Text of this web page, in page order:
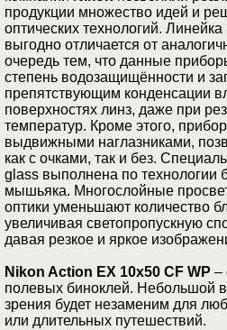
продукции множество идей и
оптических технологий. Линейка
выгодно отличается от
очередь тем, что данные
степень водозащищённости и
препятствующим конденсации
поверхностях линз, даже при
температур. Кроме этого,
выдвижными наглазниками,
как с очками, так и без.
glass выполнена по технологии
мышьяка. Многослойные
оптики уменьшают количество
увеличивая светопропускную
давая резкое и яркое
Nikon Action EX 10x50 CF WP –
полевых биноклей. Небольшой
зрения будет незаменим для
или длительных путешествий.